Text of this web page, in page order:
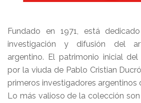
Fundado en 1971, está
investigación y difusión del
argentino. El patrimonio inicial
por la viuda de Pablo Cristian
primeros investigadores argentinos
Lo más valioso de la colección